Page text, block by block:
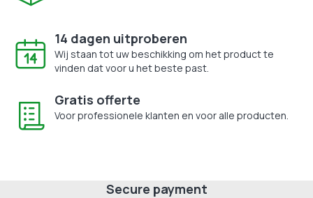
14 dagen uitproberen
Wij staan tot uw beschikking om het product te
vinden dat voor u het beste past.
Gratis offerte
Voor professionele klanten en voor alle producten.
Secure payment